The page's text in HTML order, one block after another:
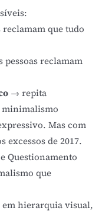
reclamam que tudo
pessoas reclamam
→ repita
minimalismo
Mas com
excessos de 2017.
Questionamento
que
hierarquia visual,